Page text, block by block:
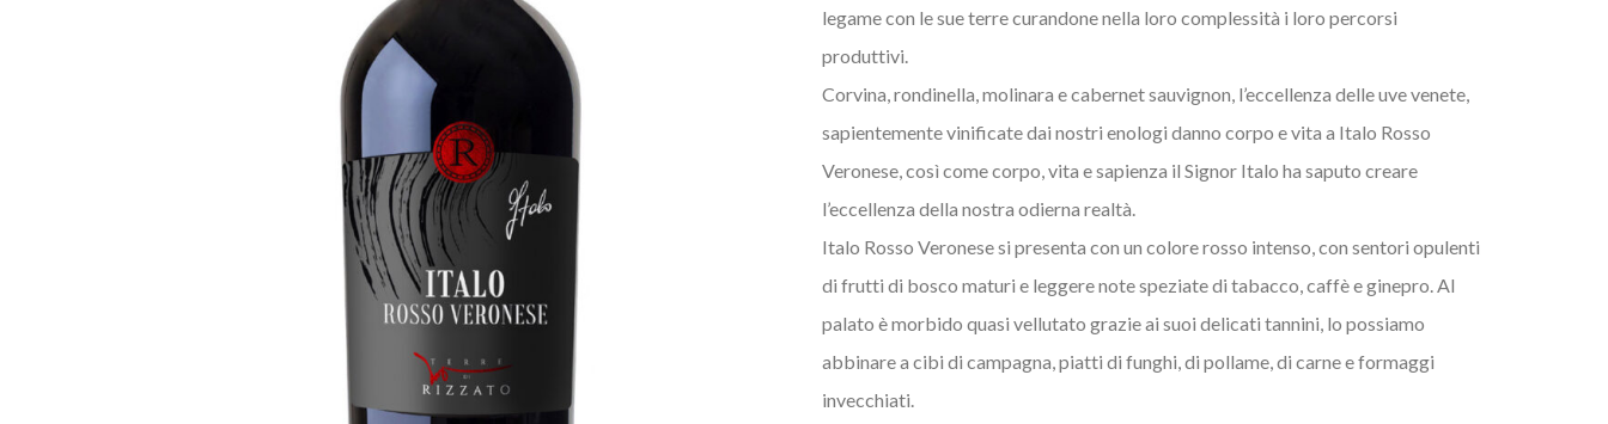
legame con le sue terre curandone nella loro complessità i loro percorsi
produttivi.
Corvina, rondinella, molinara e cabernet sauvignon, l’eccellenza delle uve venete,
sapientemente vinificate dai nostri enologi danno corpo e vita a Italo Rosso
Veronese, così come corpo, vita e sapienza il Signor Italo ha saputo creare
l’eccellenza della nostra odierna realtà.
Italo Rosso Veronese si presenta con un colore rosso intenso, con sentori opulenti
di frutti di bosco maturi e leggere note speziate di tabacco, caffè e ginepro. Al
palato è morbido quasi vellutato grazie ai suoi delicati tannini, lo possiamo
abbinare a cibi di campagna, piatti di funghi, di pollame, di carne e formaggi
invecchiati.